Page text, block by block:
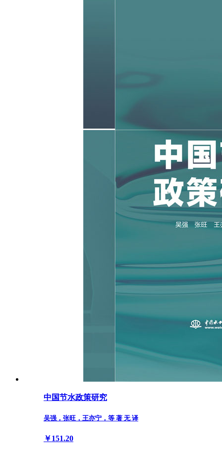
中国节水政策研究
吴强，张旺，王亦宁，等 著 无 译
￥151.20